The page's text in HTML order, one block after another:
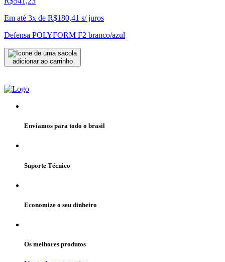
Em até 3x de R$180,41 s/ juros
Defensa POLYFORM F2 branco/azul
adicionar ao carrinho
Enviamos para todo o brasil
Suporte Técnico
Economize o seu dinheiro
Os melhores produtos